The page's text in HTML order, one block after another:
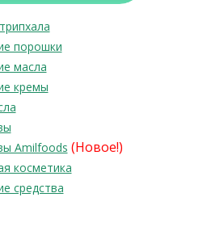
порошки
масла
кремы
Amilfoods (Новое!)
косметика
средства